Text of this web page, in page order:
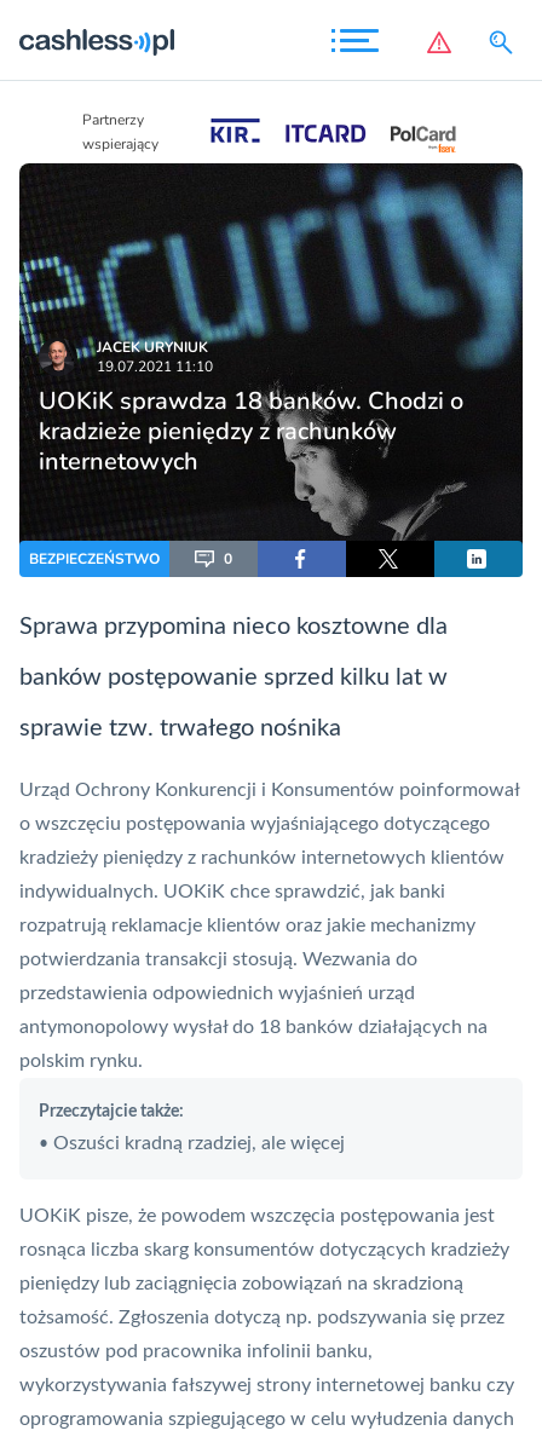
Partnerzy
wspierający
JACEK URYNIUK
19.07.2021 11:10
UOKiK sprawdza 18 banków. Chodzi o
kradzieże pieniędzy z rachunków
internetowych
BEZPIECZEŃSTWO 0
Sprawa przypomina nieco kosztowne dla
banków postępowanie sprzed kilku lat w
sprawie tzw. trwałego nośnika
Urząd Ochrony Konkurencji i Konsumentów poinformował
o wszczęciu postępowania wyjaśniającego dotyczącego
kradzieży pieniędzy z rachunków internetowych klientów
indywidualnych. UOKiK chce sprawdzić, jak banki
rozpatrują reklamacje klientów oraz jakie mechanizmy
potwierdzania transakcji stosują. Wezwania do
przedstawienia odpowiednich wyjaśnień urząd
antymonopolowy wysłał do 18 banków działających na
polskim rynku.
Przeczytajcie także:
• Oszuści kradną rzadziej, ale więcej
UOKiK pisze, że powodem wszczęcia postępowania jest
rosnąca liczba skarg konsumentów dotyczących kradzieży
pieniędzy lub zaciągnięcia zobowiązań na skradzioną
tożsamość. Zgłoszenia dotyczą np. podszywania się przez
oszustów pod pracownika infolinii banku,
wykorzystywania fałszywej strony internetowej banku czy
oprogramowania szpiegującego w celu wyłudzenia danych